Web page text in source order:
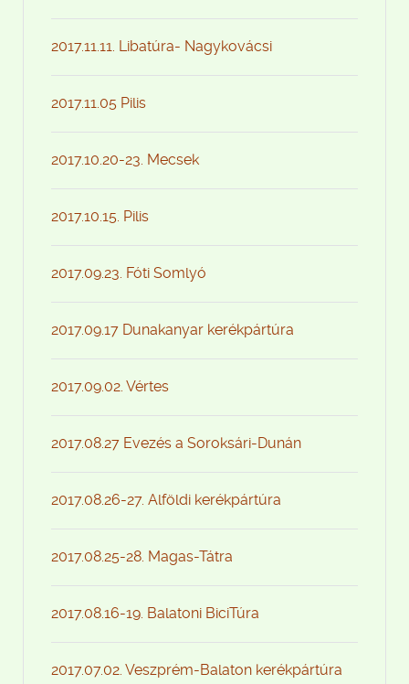
2017.11.11. Libatúra- Nagykovácsi
2017.11.05 Pilis
2017.10.20-23. Mecsek
2017.10.15. Pilis
2017.09.23. Fóti Somlyó
2017.09.17 Dunakanyar kerékpártúra
2017.09.02. Vértes
2017.08.27 Evezés a Soroksári-Dunán
2017.08.26-27. Alföldi kerékpártúra
2017.08.25-28. Magas-Tátra
2017.08.16-19. Balatoni BiciTúra
2017.07.02. Veszprém-Balaton kerékpártúra